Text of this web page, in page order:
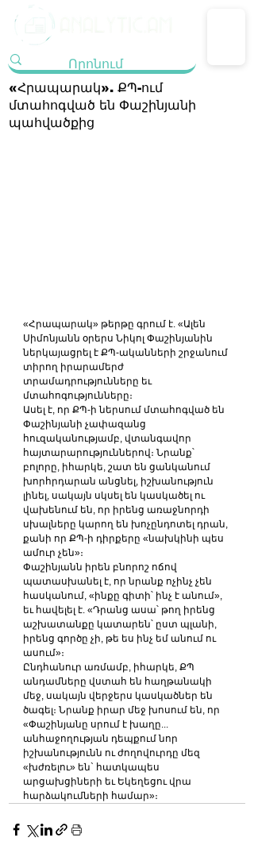
«Հրապարակ». ՔՊ-ում
մտահոգված են Փաշինյանի
պահվածքից
«Հրապարակ» թերթը գրում է. «Ալեն
Սիմոնյանն օրերս Նիկոլ Փաշինյանին
ներկայացրել է ՔՊ-ականների շրջանում
տիրող իրարամերժ
տրամադրությունները եւ
մտահոգությունները։
Ասել է, որ ՔՊ-ի ներսում մտահոգված են
Փաշինյանի չափազանց
հուզականությամբ, վտանգավոր
հայտարարություններով։ Նրանք՝
բոլորը, իհարկե, շատ են ցանկանում
խորհրդարան անցնել, իշխանություն
լինել, սակայն սկսել են կասկածել ու
վախենում են, որ իրենց առաջնորդի
սխալները կարող են խոչընդոտել դրան,
քանի որ ՔՊ-ի դիրքերը «նախկինի պես
ամուր չեն»։
Փաշինյանն իրեն բնորոշ ոճով
պատասխանել է, որ նրանք ոչինչ չեն
հասկանում, «ինքը գիտի՝ ինչ է անում»,
եւ հավելել է. «Դրանց ասա՝ թող իրենց
աշխատանքը կատարեն՝ ըստ պլանի,
իրենց գործը չի, թե ես ինչ եմ անում ու
ասում»։
Ընդհանուր առմամբ, իհարկե, ՔՊ
անդամները վստահ են հաղթանակի
մեջ, սակայն վերջերս կասկածներ են
ծագել։ Նրանք իրար մեջ խոսում են, որ
«Փաշինյանը սրում է խաղը...
անհաջողության դեպքում նոր
իշխանությունն ու ժողովուրդը մեզ
«խժռելու» են` հատկապես
արցախցիների եւ Եկեղեցու վրա
հարձակումների համար»։